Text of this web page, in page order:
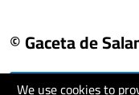
We use cookies to
© Gaceta de